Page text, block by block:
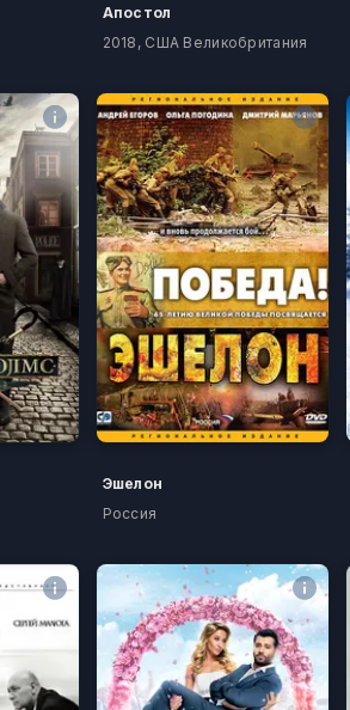
Апостол
2018, США Великобритания
Эшелон
Россия